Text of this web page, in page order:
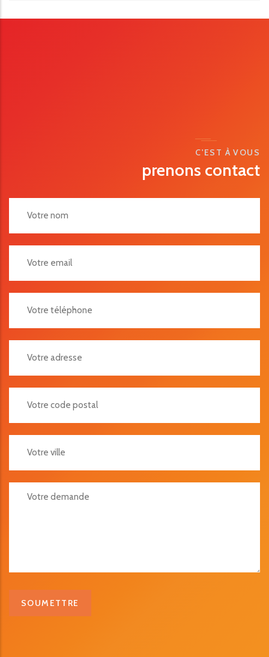
C'EST À VOUS
prenons contact
Votre Demande